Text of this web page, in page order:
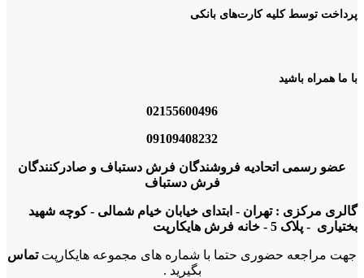
پرداخت توسط کلیه کارت‌های بانکی
با ما همراه باشید
02155600496
09109408232
عضو رسمی اتحادیه فروشندگان فرش دستباف و صادرکنندگان
فرش دستباف
گالری مرکزی : تهران - ابتدای خیابان خیام شمالی - کوچه شهید
بختیاری - پلاک 5 - خانه فرش هایکارپت
جهت مراجعه حضوری حتما با شماره های مجموعه هایکارپتتماس
بگیرید .